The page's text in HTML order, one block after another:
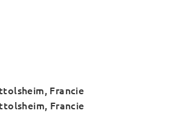
Francie
Francie